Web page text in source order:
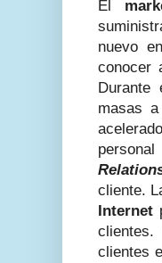
El
nuevo
conocer
Durante
masas
cliente.
Internet
clientes